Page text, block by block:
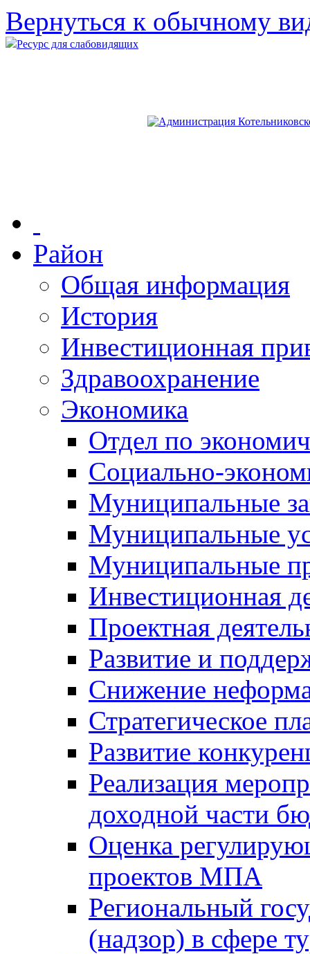
Вернуться к обычному
Ресурс для слабовидящих
Район
Общая информация
История
Инвестиционная
Здравоохранение
Экономика
Отдел по
Социально-
Муниципальные
Муниципальные
Муниципальные
Инвестиционная
Проектная
Развитие и
Снижение
Стратегическое
Развитие
Реализация
доходной части
Оценка
проектов МПА
Региональный
(надзор) в сфере